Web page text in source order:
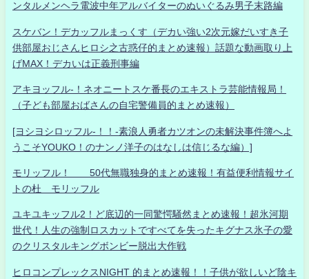
ンタルメンヘラ電波中年アルバイターのぬいぐるみ男子末路編
スケバン！デカッフルまっくす（デカい強い2次元嫁だいすき子
供部屋おじさんヒロシ之古惑仔的まとめ速報）話題な動画取り上
げMAX！デカいは正義刑事編
アキヨッフル-！ネオニートスケ番長のエキストラ芸能情報局！
（子ども部屋おばさんの自宅警備員的まとめ速報）
[ヨシヨシロッフル-！！-素浪人勇者カツオンの未解決事件簿へよ
うこそYOUKO！のナンノ洋子のはなしは信じるな編）]
モリッフル！ 50代無職独身的まとめ速報！有益便利情報サイ
トの杜 モリッフル
ユキユキッフル2！ど底辺的一同驚愕騒然まとめ速報！超氷河期
世代！人生の強制ロスカットですべてを失ったキグナス氷子の愛
のクリスタルキングボンビー脱出大作戦
ヒロコンプレックスNIGHT 的まとめ速報！！子供が欲しいど陰キ